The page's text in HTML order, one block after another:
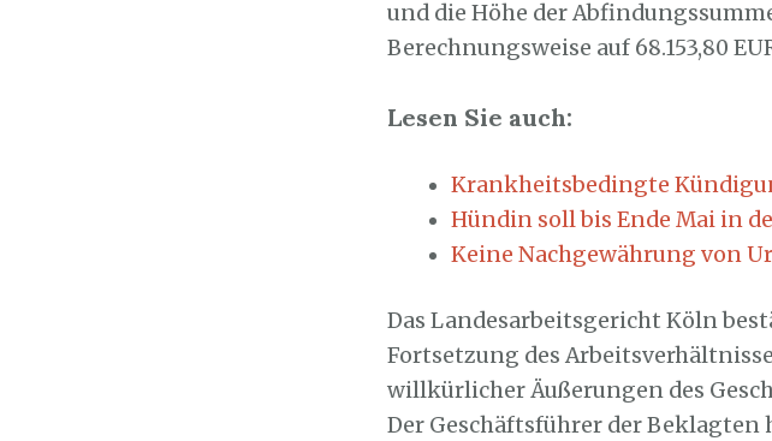
und die Höhe der
Berechnungsweise auf 68.153,80
Lesen Sie auch:
Krankheitsbedingte
Hündin soll bis Ende Mai in
Keine Nachgewährung von
Das Landesarbeitsgericht Köln
Fortsetzung des
willkürlicher Äußerungen des
Der Geschäftsführer der Beklagten